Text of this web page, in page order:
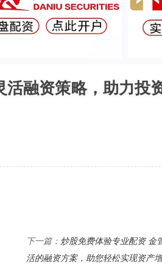
融资策略，助力投
下一篇： 炒股免费体验专业配资 金
活的融资方案，助您轻松实现资产